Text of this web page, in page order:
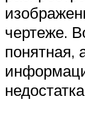
чертеже.
понятная,